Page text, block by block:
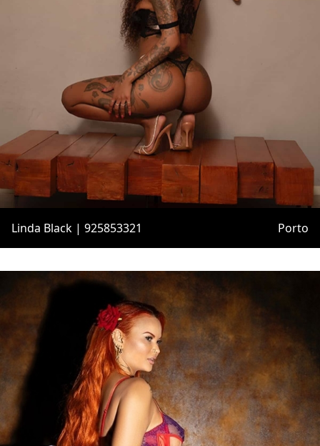
Linda Black | 925853321 Porto